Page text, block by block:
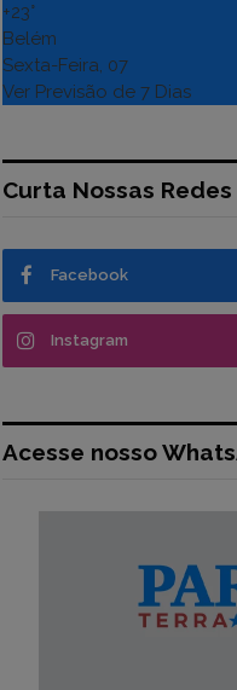
+23°
Belém
Sexta-Feira, 07
Ver Previsão de 7 Dias
Curta Nossas
Facebook
Instagram
Acesse nosso